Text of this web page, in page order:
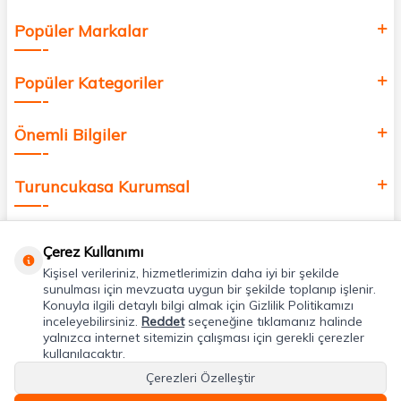
Popüler Markalar
Popüler Kategoriler
Önemli Bilgiler
Turuncukasa Kurumsal
Uygulamalarımız
Adres & İletişim
Çerez Kullanımı
Kişisel verileriniz, hizmetlerimizin daha iyi bir şekilde
sunulması için mevzuata uygun bir şekilde toplanıp işlenir.
Konuyla ilgili detaylı bilgi almak için Gizlilik Politikamızı
inceleyebilirsiniz. Reddetseçeneğine tıklamanız halinde
yalnızca internet sitemizin çalışması için gerekli çerezler
kullanılacaktır.
Çerezleri Özelleştir